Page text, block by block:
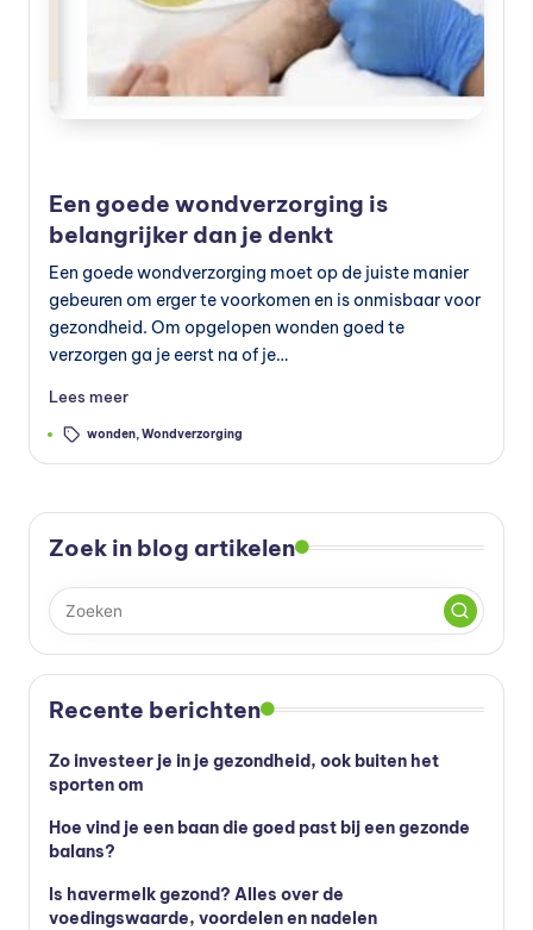
o
d
in
g
v
o
e
d
in
g
s
u
p
p
m
e
n
t
Een goede wondverzorging is
belangrijker dan je denkt
Een goede wondverzorging moet op de juiste manier
gebeuren om erger te voorkomen en is onmisbaar voor
gezondheid. Om opgelopen wonden goed te
verzorgen ga je eerst na of je…
Lees meer
Tags: wonden,Wondverzorging
Zoek in blog artikelen
Recente berichten
Zo investeer je in je gezondheid, ook buiten het
sporten om
Hoe vind je een baan die goed past bij een gezonde
balans?
Is havermelk gezond? Alles over de
voedingswaarde, voordelen en nadelen